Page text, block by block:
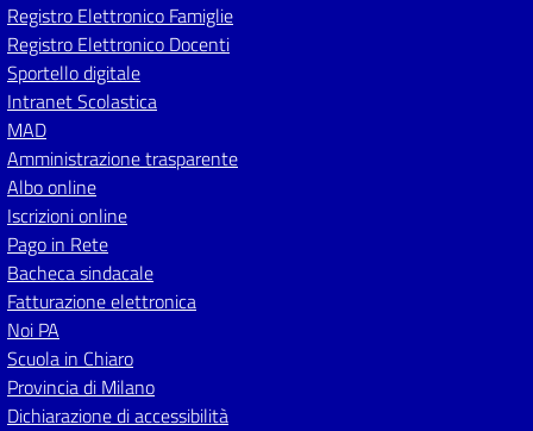
Registro Elettronico Famiglie
Registro Elettronico Docenti
Sportello digitale
Intranet Scolastica
MAD
Amministrazione trasparente
Albo online
Iscrizioni online
Pago in Rete
Bacheca sindacale
Fatturazione elettronica
Noi PA
Scuola in Chiaro
Provincia di Milano
Dichiarazione di accessibilità